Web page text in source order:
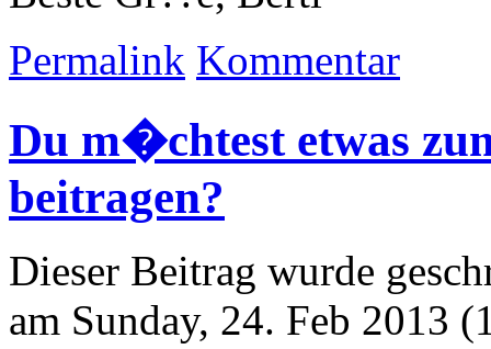
Permalink Kommentar
Du m�chtest etwas
beitragen?
Dieser Beitrag wurde
am Sunday, 24. Feb 2013